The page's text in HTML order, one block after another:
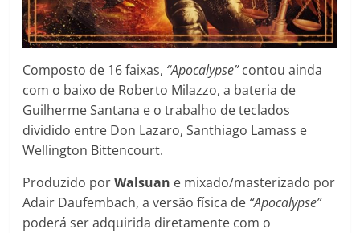
Composto de 16 faixas, “Apocalypse”contou ainda
com o baixo de Roberto Milazzo, a bateria de
Guilherme Santana e o trabalho de teclados
dividido entre Don Lazaro, Santhiago Lamass e
Wellington Bittencourt.
Produzido porWalsuan e mixado/masterizado por
Adair Daufembach, a versão física de “Apocalypse”
poderá ser adquirida diretamente com o